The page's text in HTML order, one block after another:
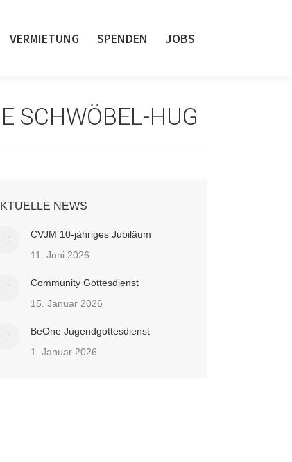
VERMIETUNG SPENDEN JOBS
SCHWÖBEL-HUG
NEWS
CVJM 10-jähriges Jubiläum
11. Juni 2026
Community Gottesdienst
15. Januar 2026
BeOne Jugendgottesdienst
1. Januar 2026